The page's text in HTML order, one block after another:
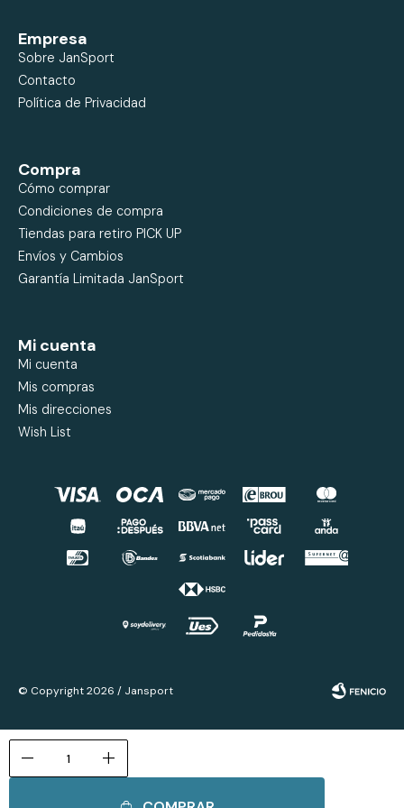
remove add
Empresa
Sobre JanSport
Contacto
Política de Privacidad
Compra
Cómo comprar
Condiciones de compra
Tiendas para retiro PICK UP
Envíos y Cambios
Garantía Limitada JanSport
Mi cuenta
Mi cuenta
Mis compras
Mis direcciones
Wish List
© Copyright 2026 / Jansport